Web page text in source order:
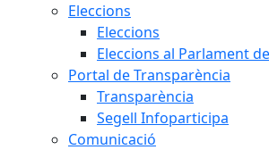
Eleccions
Eleccions
Eleccions al Parlament
Portal de Transparència
Transparència
Segell Infoparticipa
Comunicació